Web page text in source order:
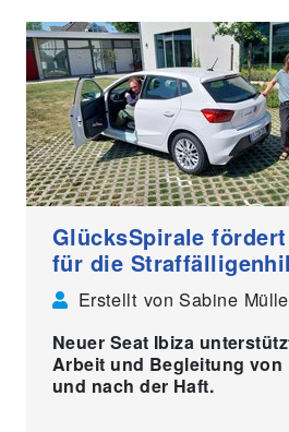
GlücksSpirale
für die
Erstellt von Sabine
Neuer Seat Ibiza
Arbeit und Begleitung von
und nach der Haft.